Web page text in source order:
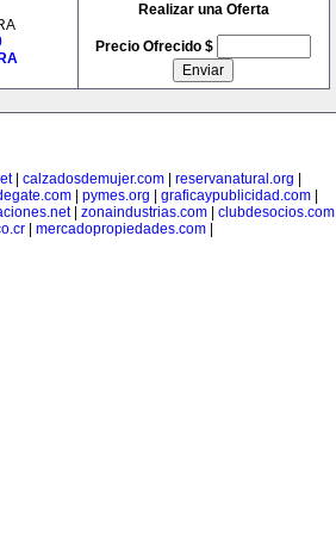
Realizar una Oferta
Precio Ofrecido $
| calzadosdemujer.com| reservanatural.org
pymes.org graficaypublicidad.com
| zonaindustrias.com| clubdesocios.com|
| mercadopropiedades.com|